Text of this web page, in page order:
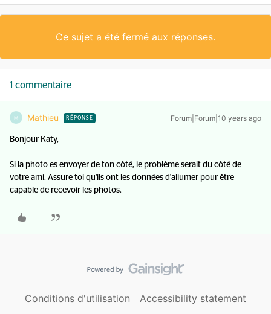
Ce sujet a été fermé aux réponses.
1 commentaire
M Mathieu RÉPONSE Forum|Forum|10 years ago
Bonjour Katy,
Si la photo es envoyer de ton côté, le problème serait du côté de
votre ami. Assure toi qu'ils ont les données d'allumer pour être
capable de recevoir les photos.
Conditions d'utilisation Accessibility statement